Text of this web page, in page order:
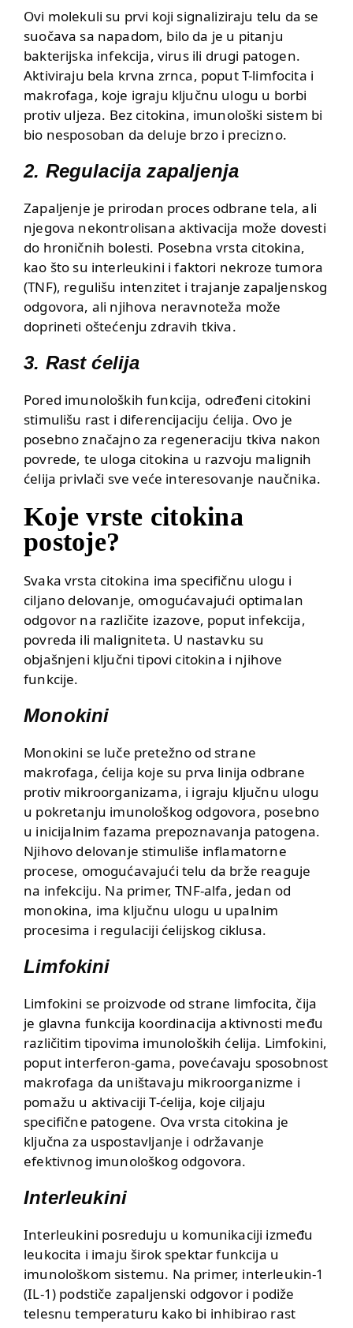
Ovi molekuli su prvi koji signaliziraju telu da se
suočava sa napadom, bilo da je u pitanju
bakterijska infekcija, virus ili drugi patogen.
Aktiviraju bela krvna zrnca, poput T-limfocita i
makrofaga, koje igraju ključnu ulogu u borbi
protiv uljeza. Bez citokina, imunološki sistem bi
bio nesposoban da deluje brzo i precizno.
2. Regulacija zapaljenja
Zapaljenje je prirodan proces odbrane tela, ali
njegova nekontrolisana aktivacija može dovesti
do hroničnih bolesti. Posebna vrsta citokina,
kao što su interleukini i faktori nekroze tumora
(TNF), regulišu intenzitet i trajanje zapaljenskog
odgovora, ali njihova neravnoteža može
doprineti oštećenju zdravih tkiva.
3. Rast ćelija
Pored imunoloških funkcija, određeni citokini
stimulišu rast i diferencijaciju ćelija. Ovo je
posebno značajno za regeneraciju tkiva nakon
povrede, te uloga citokina u razvoju malignih
ćelija privlači sve veće interesovanje naučnika.
Koje vrste citokina
postoje?
Svaka vrsta citokina ima specifičnu ulogu i
ciljano delovanje, omogućavajući optimalan
odgovor na različite izazove, poput infekcija,
povreda ili maligniteta. U nastavku su
objašnjeni ključni tipovi citokina i njihove
funkcije.
Monokini
Monokini se luče pretežno od strane
makrofaga, ćelija koje su prva linija odbrane
protiv mikroorganizama, i igraju ključnu ulogu
u pokretanju imunološkog odgovora, posebno
u inicijalnim fazama prepoznavanja patogena.
Njihovo delovanje stimuliše inflamatorne
procese, omogućavajući telu da brže reaguje
na infekciju. Na primer, TNF-alfa, jedan od
monokina, ima ključnu ulogu u upalnim
procesima i regulaciji ćelijskog ciklusa.
Limfokini
Limfokini se proizvode od strane limfocita, čija
je glavna funkcija koordinacija aktivnosti među
različitim tipovima imunoloških ćelija. Limfokini,
poput interferon-gama, povećavaju sposobnost
makrofaga da uništavaju mikroorganizme i
pomažu u aktivaciji T-ćelija, koje ciljaju
specifične patogene. Ova vrsta citokina je
ključna za uspostavljanje i održavanje
efektivnog imunološkog odgovora.
Interleukini
Interleukini posreduju u komunikaciji između
leukocita i imaju širok spektar funkcija u
imunološkom sistemu. Na primer, interleukin-1
(IL-1) podstiče zapaljenski odgovor i podiže
telesnu temperaturu kako bi inhibirao rast